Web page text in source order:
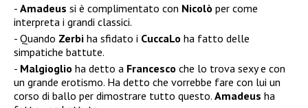
Amadeus si è complimentato con Nicolò per come
interpreta i grandi classici.
Quando Zerbi ha sfidato i CuccaLo ha fatto delle
simpatiche battute.
Malgioglio ha detto a Francesco che lo trova sexy e con
un grande erotismo. Ha detto che vorrebbe fare con lui un
corso di ballo per dimostrare tutto questo. Amadeus ha